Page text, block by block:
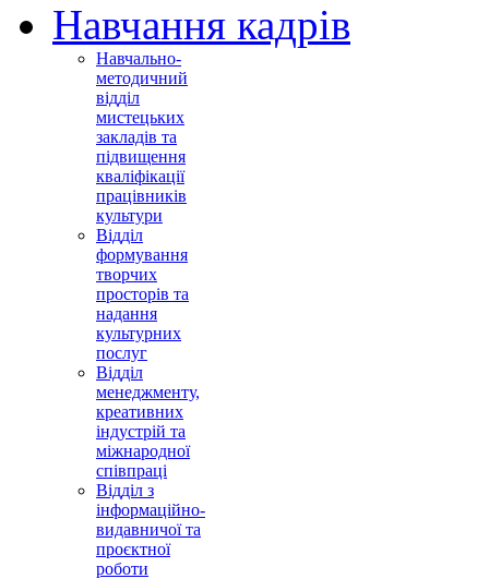
Навчання кадрів
Навчально-
методичний
відділ
мистецьких
закладів та
підвищення
кваліфікації
працівників
культури
Відділ
формування
творчих
просторів та
надання
культурних
послуг
Відділ
менеджменту,
креативних
індустрій та
міжнародної
співпраці
Відділ з
інформаційно-
видавничої та
проєктної
роботи